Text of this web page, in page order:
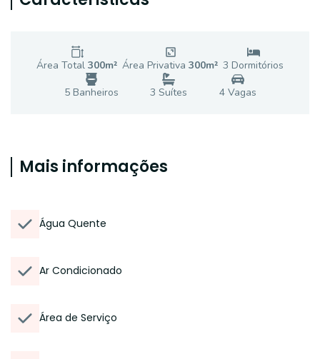
Área Total 300m² Área Privativa 300m² 3 Dormitórios
5Banheiros 3 Suítes 4Vagas
Mais informações
Água Quente
Ar Condicionado
Área de Serviço